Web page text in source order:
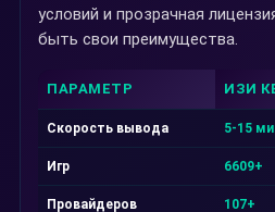
условий и прозрачная
быть свои преимущества.
ПАРАМЕТР ИЗИ
Скорость вывода 5-15
Игр 6609+
Провайдеров 107+